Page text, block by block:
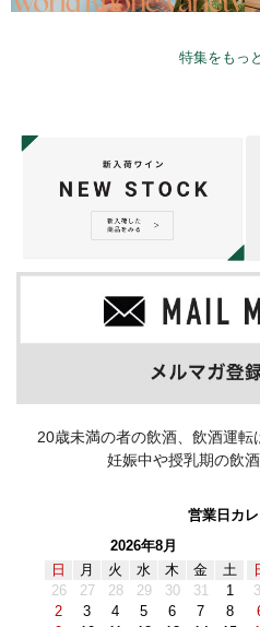
特集をもっ
20歳未満の者の飲酒、飲酒運転
妊娠中や授乳期の飲
営業日カ
2026年8月
日
月 火 水 木 金
土
26
27 28 29 30 31
1
2
3 4 5 6 7
8